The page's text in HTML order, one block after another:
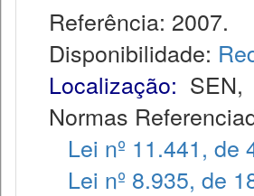
Referência: 2007.
Disponibilidade:
Localização: SEN,
Normas
Lei nº 11.441, de
Lei nº 8.935, de